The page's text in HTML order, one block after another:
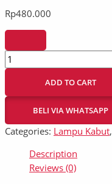
Rp480.000
ADD TO CART
BELI VIA WHATSAPP
Categories: Lampu Kabut,
Description
Reviews (0)